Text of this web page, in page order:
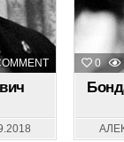
ON
ШМАКОВ
ВИКТОР
ВИКТОРОВИЧ
0